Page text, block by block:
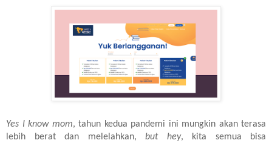
Yes I know mom, tahun kedua pandemi ini mungkin akan terasa
lebih berat dan melelahkan, but hey, kita semua bisa